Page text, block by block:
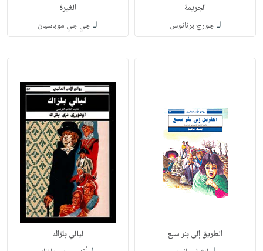
الجريمة
لـجورج برنانوس
الغيرة
لـجي جي موباسيان
الطريق إلى بئر سبع ليالي بلزاك